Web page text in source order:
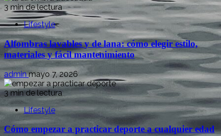
3 min de lectura
Lifestyle
Alfombras lavables y de lana: cómo elegir estilo,
materiales y fácil mantenimiento
adminmayo 7, 2026
3 min de lectura
Lifestyle
Cómo empezar a practicar deporte a cualquier edad